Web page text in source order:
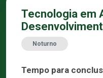
Tecnologia em
Noturno
Tempo para